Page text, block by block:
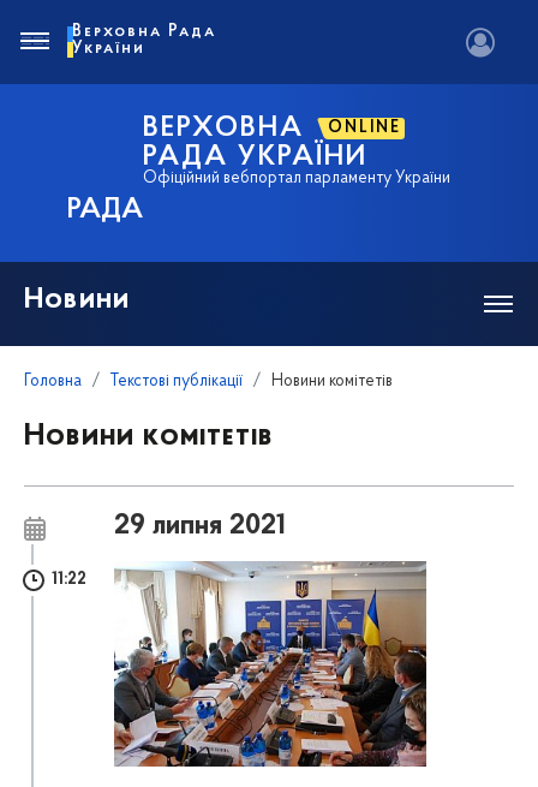
РАДА
ВЕРХОВНА ONLINE
РАДА УКРАЇНИ
Офіційний вебпортал парламенту України
Верховна Рада
України
Новини
Головна Текстові публікації Новини комітетів
Новини комітетів
29 липня 2021
11:22